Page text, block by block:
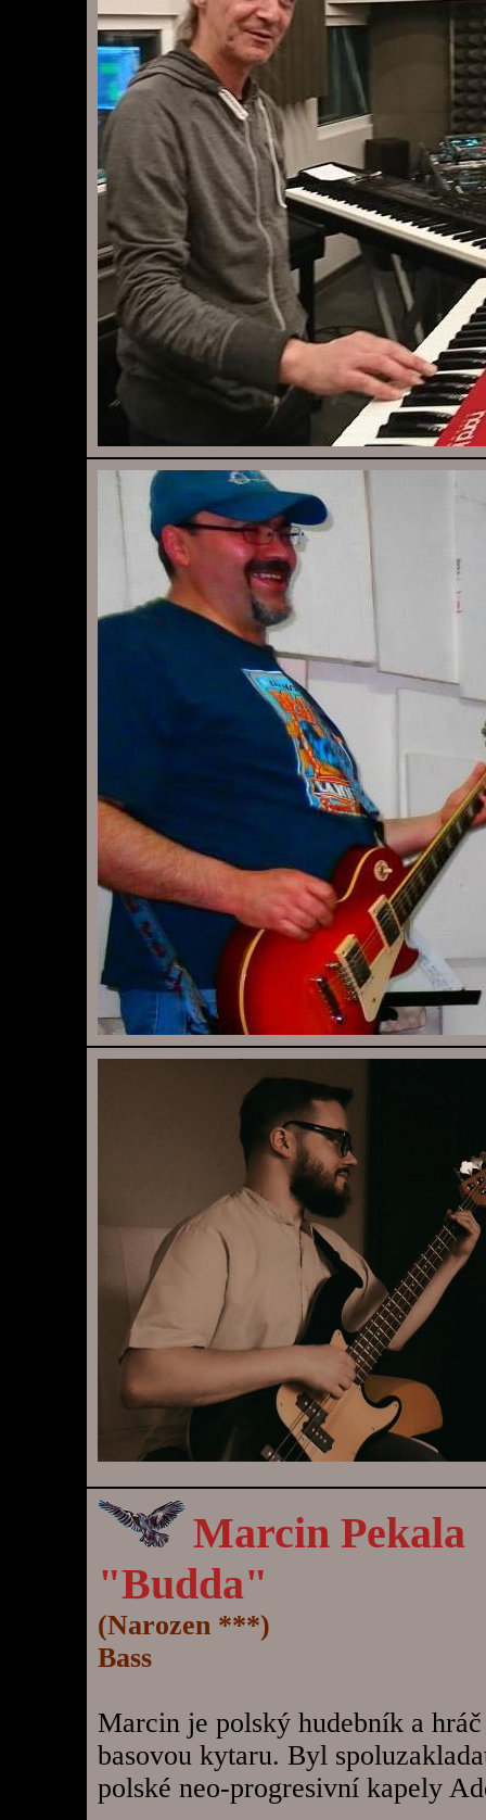
Marcin Pekala
"Budda"
(Narozen ***)
Bass
Marcin je polský hudebník a
basovou kytaru. Byl
polské neo-progresivní kapely